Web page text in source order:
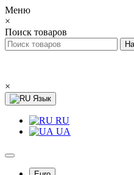
Меню
×
Поиск товаров
×
Язык
RU
UA